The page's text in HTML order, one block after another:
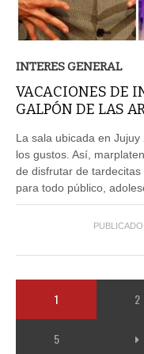
INTERES GENERAL
VACACIONES DE
GALPÓN DE LAS
La sala ubicada en
los gustos. Así,
de disfrutar de
para todo público,
1 2
5